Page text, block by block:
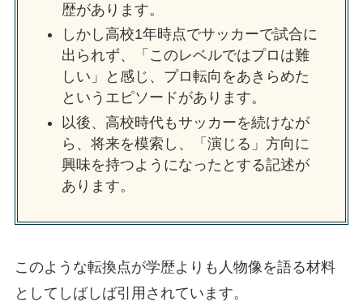
歴があります。
しかし高校1年時点でサッカーで試合に
出られず、「このレベルではプロは難
しい」と感じ、プロ転向をあきらめた
というエピソードがあります。
以後、高校時代もサッカーを続けなが
ら、将来を模索し、「演じる」方向に
興味を持つようになったとする記述が
あります。
このような転換点が学歴よりも人物像を語る材料
としてしばしば引用されています。